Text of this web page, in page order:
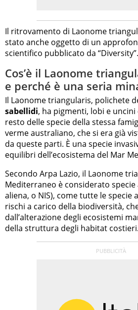
Il ritrovamento di Laonome
stato anche oggetto di un
scientifico pubblicato da “Diversity”.
Cos’è il Laonome
e perché è una seria
Il Laonome triangularis, polichete
sabellidi, ha pigmenti, lobi e
resto delle specie della stessa
verme australiano, che si era già
da queste parti. È una specie
equilibri dell’ecosistema del Mar
Secondo Arpa Lazio, il Laonome
Mediterraneo è considerato
aliena, o NIS), come tutte le specie
rischi a carico della biodiversità,
dall’alterazione degli ecosistemi
della struttura degli habitat costieri.